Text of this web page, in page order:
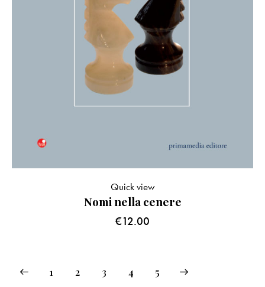
Nomi nella cenere
€12.00
Quick view
1 2 3 4 5
→